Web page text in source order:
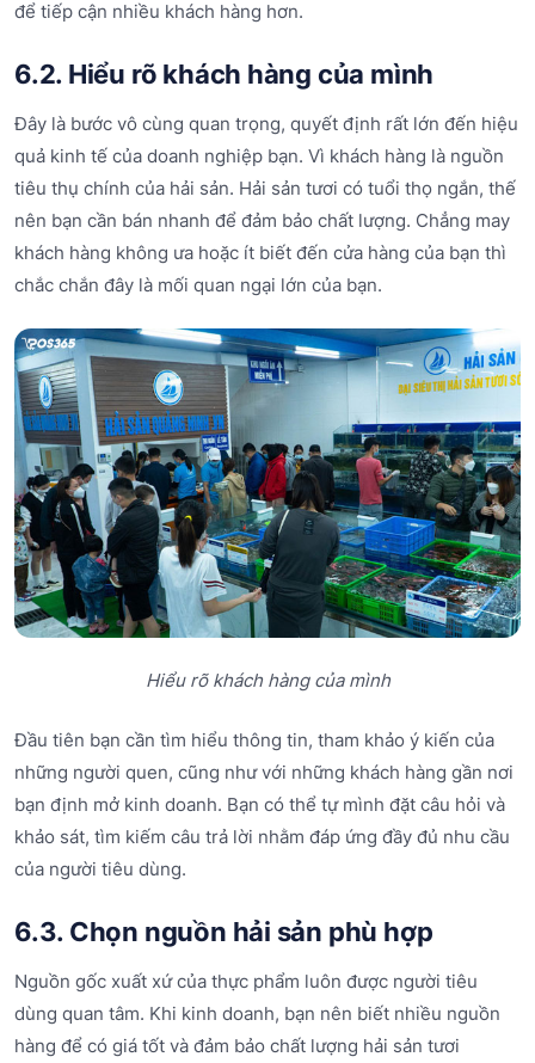
để tiếp cận nhiều khách hàng hơn.
6.2. Hiểu rõ khách hàng của mình
Đây là bước vô cùng quan trọng, quyết định rất lớn đến hiệu
quả kinh tế của doanh nghiệp bạn. Vì khách hàng là nguồn
tiêu thụ chính của hải sản. Hải sản tươi có tuổi thọ ngắn, thế
nên bạn cần bán nhanh để đảm bảo chất lượng. Chẳng may
khách hàng không ưa hoặc ít biết đến cửa hàng của bạn thì
chắc chắn đây là mối quan ngại lớn của bạn.
Hiểu rõ khách hàng của mình
Đầu tiên bạn cần tìm hiểu thông tin, tham khảo ý kiến của
những người quen, cũng như với những khách hàng gần nơi
bạn định mở kinh doanh. Bạn có thể tự mình đặt câu hỏi và
khảo sát, tìm kiếm câu trả lời nhằm đáp ứng đầy đủ nhu cầu
của người tiêu dùng.
6.3. Chọn nguồn hải sản phù hợp
Nguồn gốc xuất xứ của thực phẩm luôn được người tiêu
dùng quan tâm. Khi kinh doanh, bạn nên biết nhiều nguồn
hàng để có giá tốt và đảm bảo chất lượng hải sản tươi